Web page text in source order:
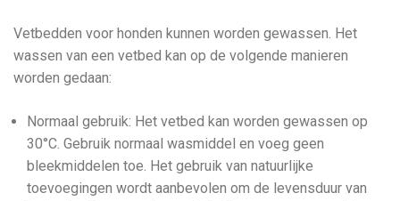
Vetbedden voor honden kunnen worden gewassen. Het
wassen van een vetbed kan op de volgende manieren
worden gedaan:
Normaal gebruik: Het vetbed kan worden gewassen op
30°C. Gebruik normaal wasmiddel en voeg geen
bleekmiddelen toe. Het gebruik van natuurlijke
toevoegingen wordt aanbevolen om de levensduur van